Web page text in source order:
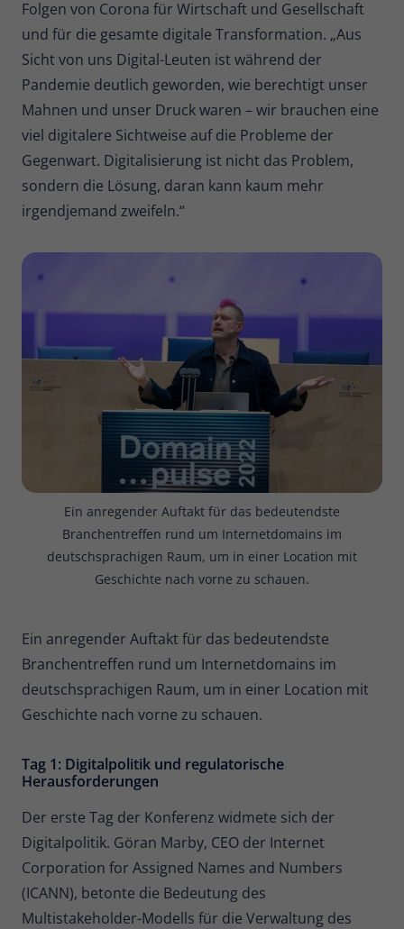
Folgen von Corona für Wirtschaft und Gesellschaft
und für die gesamte digitale Transformation. „Aus
Sicht von uns Digital-Leuten ist während der
Pandemie deutlich geworden, wie berechtigt unser
Mahnen und unser Druck waren – wir brauchen eine
viel digitalere Sichtweise auf die Probleme der
Gegenwart. Digitalisierung ist nicht das Problem,
sondern die Lösung, daran kann kaum mehr
irgendjemand zweifeln.“
Ein anregender Auftakt für das bedeutendste
Branchentreffen rund um Internetdomains im
deutschsprachigen Raum, um in einer Location mit
Geschichte nach vorne zu schauen.
Ein anregender Auftakt für das bedeutendste
Branchentreffen rund um Internetdomains im
deutschsprachigen Raum, um in einer Location mit
Geschichte nach vorne zu schauen.
Tag 1: Digitalpolitik und regulatorische
Herausforderungen
Der erste Tag der Konferenz widmete sich der
Digitalpolitik. Göran Marby, CEO der Internet
Corporation for Assigned Names and Numbers
(ICANN), betonte die Bedeutung des
Multistakeholder-Modells für die Verwaltung des
Anbieter Matomo
Laufzeit 30 Minuten
Zweck
Kurzlebige Cookies, die zur
vorübergehenden Speicherung von
Daten für den Besuch verwendet
werden.
Name _pk_cvar
Kurzlebige Cookies, die zur
vorübergehenden Speicherung von
Daten für den Besuch verwendet
werden.